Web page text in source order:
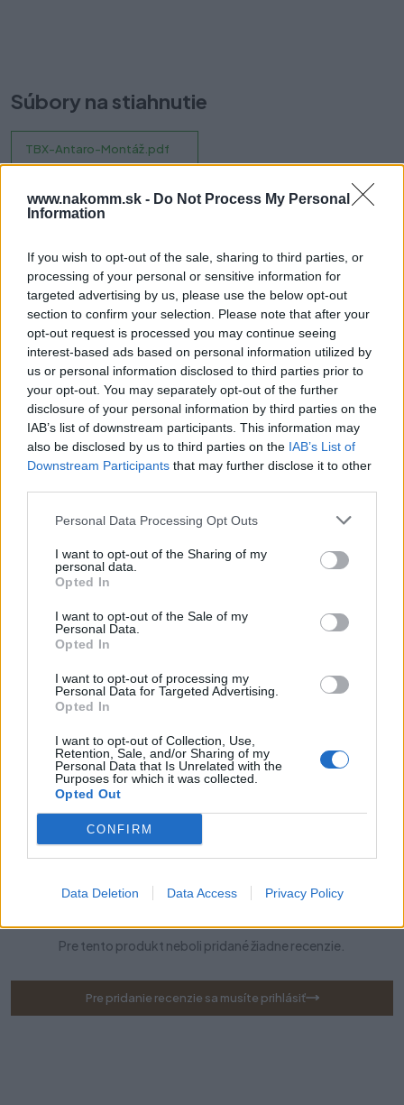
www.nakomm.sk - Do Not Process My Personal
Information
If you wish to opt-out of the sale, sharing to third parties, or
processing of your personal or sensitive information for
targeted advertising by us, please use the below opt-out
section to confirm your selection. Please note that after your
opt-out request is processed you may continue seeing
interest-based ads based on personal information utilized by
us or personal information disclosed to third parties prior to
your opt-out. You may separately opt-out of the further
disclosure of your personal information by third parties on the
IAB’s list of downstream participants. This information may
also be disclosed by us to third parties on the IAB’s List of
Downstream Participants that may further disclose it to other
Personal Data Processing Opt Outs
I want to opt-out of the Sharing of my
personal data.
Opted In
I want to opt-out of the Sale of my
Personal Data.
Opted In
I want to opt-out of processing my
Personal Data for Targeted Advertising.
Opted In
I want to opt-out of Collection, Use,
Retention, Sale, and/or Sharing of my
Personal Data that Is Unrelated with the
Purposes for which it was collected.
Opted Out
CONFIRM
Data Deletion Data Access Privacy Policy
Súbory na stiahnutie
TBX-Antaro-Montáž.pdf
Prečo si vybrať tento produkt?
Súčasťou balenia sú aj dve plastové krytky.
378K5502SA
Typ boxu: TANDEMBOX
Pre TANDEMBOX antaro
Výška bokov: K (115.6 mm)
Materiál: Oceľ
Dizajn: A
Menovitá dĺžka: 550 mm
Nastavenie výšky: +/- 2 mm
Hrúbka dna: 16 mm
Parametre
Výrobca: Blum
Kategórie:
Hmotnosť: 2156.372 g
Obsah balenia: 2x bočnica, 2x krytka
Typ výsuvu:
Pre tento produkt neboli pridané žiadne recenzie.
Pre pridanie recenzie sa musíte prihlásiť